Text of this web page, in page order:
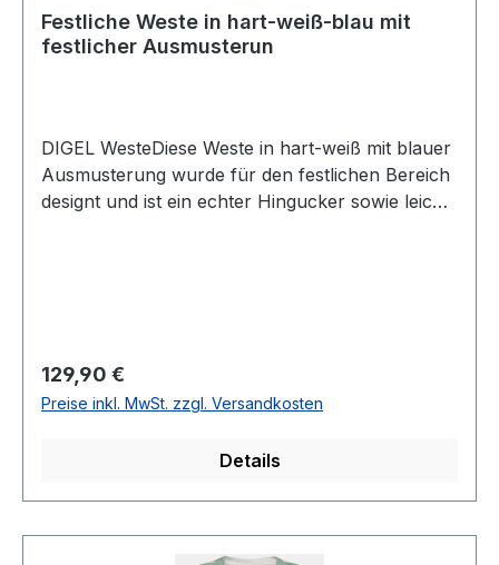
Festliche Weste in hart-weiß-blau mit
festlicher Ausmusterun
DIGEL WesteDiese Weste in hart-weiß mit blauer
Ausmusterung wurde für den festlichen Bereich
designt und ist ein echter Hingucker sowie leicht
PolyesterChemische ReinigungModell
Nr.: 1156950Form: LaurentFarbe: 24
Regulärer Preis:
129,90 €
Preise inkl. MwSt. zzgl. Versandkosten
Details